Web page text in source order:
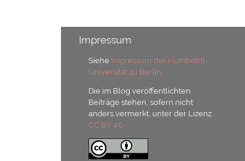
Impressum
Siehe Impressum der Humboldt-
Universität zu Berlin
Die im Blog veröffentlichten
Beiträge stehen, sofern nicht
anders vermerkt, unter der Lizenz
CC BY 4.0.